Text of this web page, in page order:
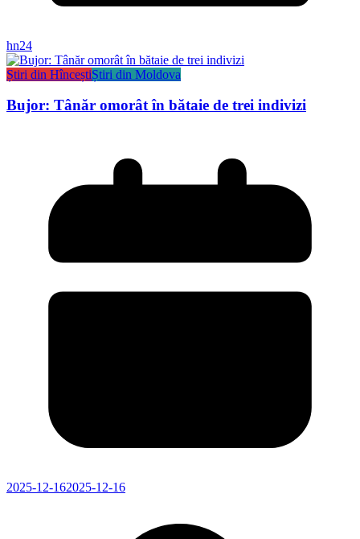
hn24
Știri din HînceștiȘtiri din Moldova
Bujor: Tânăr omorât în bătaie de trei indivizi
2025-12-162025-12-16